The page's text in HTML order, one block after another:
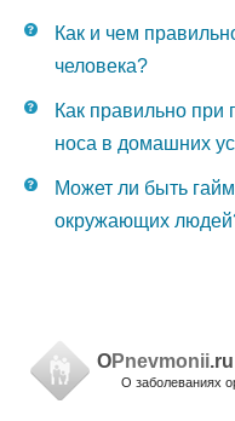
Как и чем
человека?
Как правильно при
носа в домашних
Может ли быть
окружающих
OPnevmonii.ru
О заболеваниях